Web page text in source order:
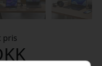
pris